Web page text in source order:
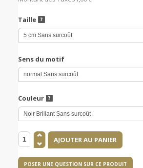
Taille
Sens du motif
Couleur
POSER UNE QUESTION SUR CE PRODUIT